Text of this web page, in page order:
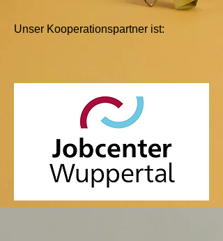
Unser Kooperationspartner ist: